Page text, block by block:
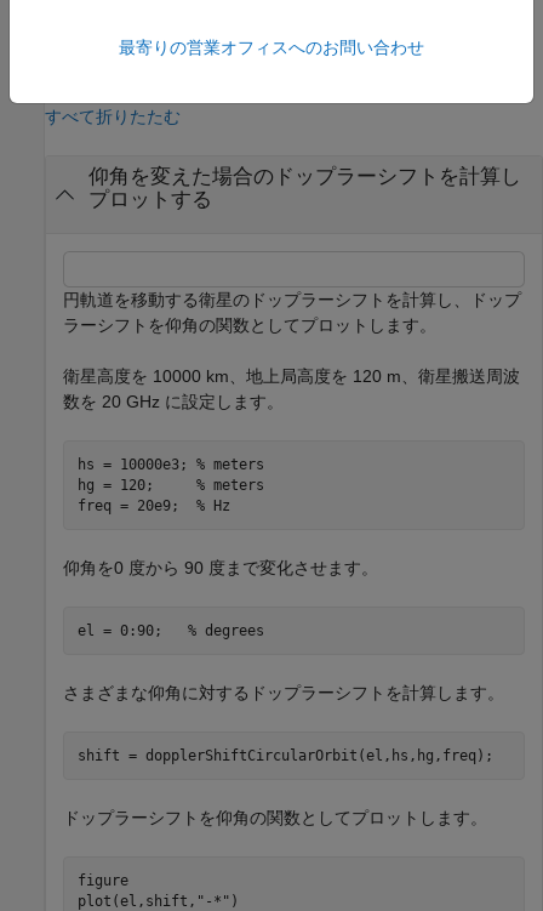
すべて折りたたむ
仰角を変えた場合のドップラーシフトを計算し
プロットする
円軌道を移動する衛星のドップラーシフトを計算し、ドップ
ラーシフトを仰角の関数としてプロットします。
衛星高度を 10000 km、地上局高度を 120 m、衛星搬送周波
数を 20 GHz に設定します。
hs = 10000e3; % meters
hg = 120; % meters
freq = 20e9; % Hz
仰角を0 度から 90 度まで変化させます。
el = 0:90; % degrees
さまざまな仰角に対するドップラーシフトを計算します。
shift = dopplerShiftCircularOrbit(el,hs,hg,freq);
ドップラーシフトを仰角の関数としてプロットします。
figure
plot(el,shift, "-*" )
最寄りの営業オフィスへのお問い合わせ